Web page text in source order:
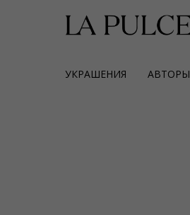
УКРАШЕНИЯ АВТОРЫ